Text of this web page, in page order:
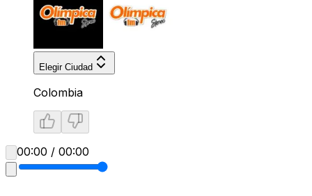
Elegir Ciudad
Colombia
00:00 / 00:00